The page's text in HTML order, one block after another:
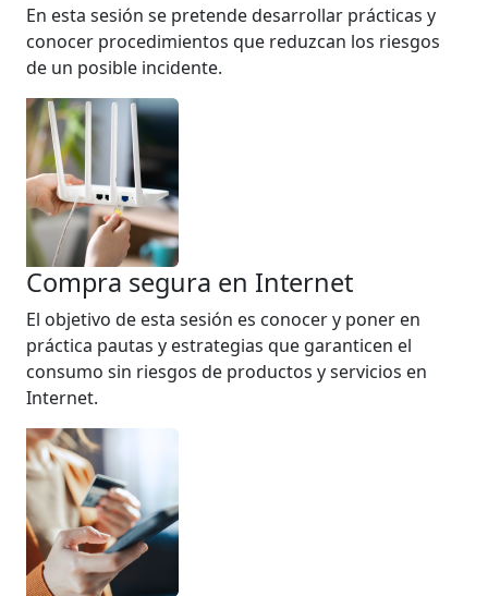
En esta sesión se pretende desarrollar prácticas y
conocer procedimientos que reduzcan los riesgos
de un posible incidente.
Compra segura en Internet
El objetivo de esta sesión es conocer y poner en
práctica pautas y estrategias que garanticen el
consumo sin riesgos de productos y servicios en
Internet.